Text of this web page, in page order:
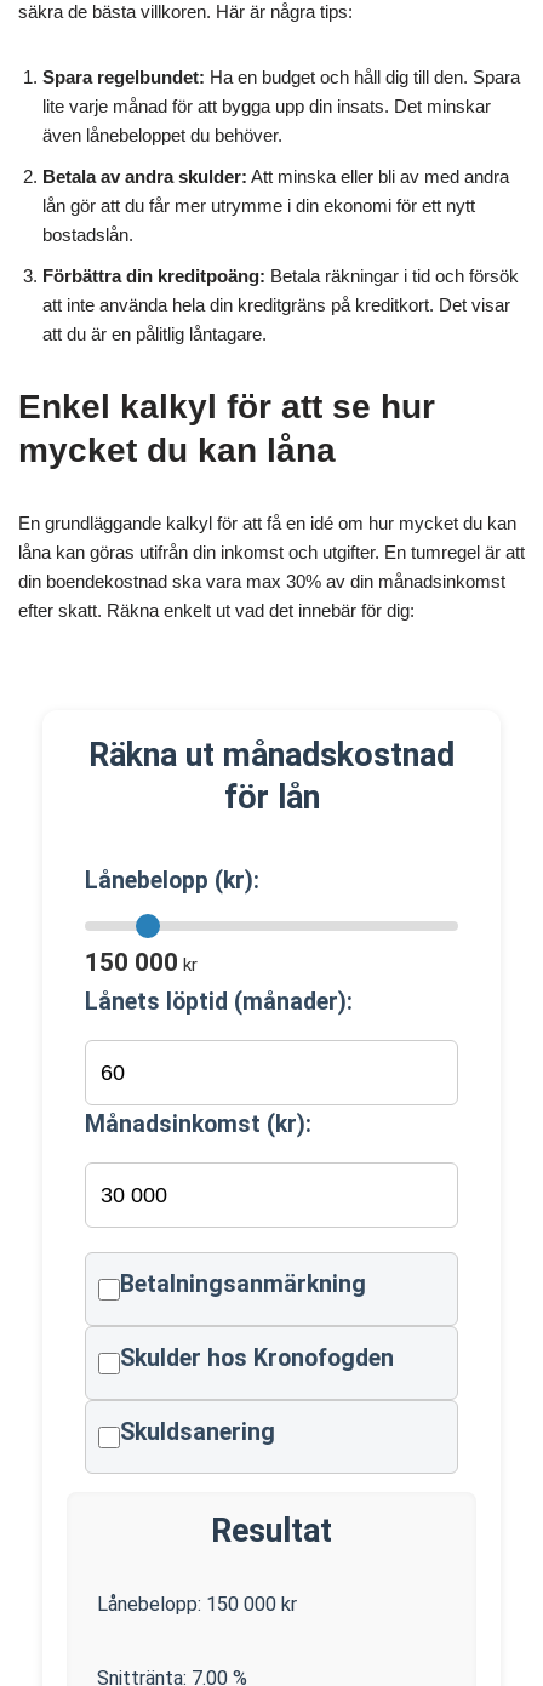
säkra de bästa villkoren. Här är några tips:
Spara regelbundet: Ha en budget och håll dig till den. Spara
lite varje månad för att bygga upp din insats. Det minskar
även lånebeloppet du behöver.
Betala av andra skulder: Att minska eller bli av med andra
lån gör att du får mer utrymme i din ekonomi för ett nytt
bostadslån.
Förbättra din kreditpoäng: Betala räkningar i tid och försök
att inte använda hela din kreditgräns på kreditkort. Det visar
att du är en pålitlig låntagare.
Enkel kalkyl för att se hur
mycket du kan låna
En grundläggande kalkyl för att få en idé om hur mycket du kan
låna kan göras utifrån din inkomst och utgifter. En tumregel är att
din boendekostnad ska vara max 30% av din månadsinkomst
efter skatt. Räkna enkelt ut vad det innebär för dig:
Räkna ut månadskostnad
för lån
Lånebelopp (kr):
150 000 kr
Lånets löptid (månader):
Månadsinkomst (kr):
Betalningsanmärkning
Skulder hos Kronofogden
Skuldsanering
Resultat
Lånebelopp: 150 000 kr
Snittränta: 7.00 %